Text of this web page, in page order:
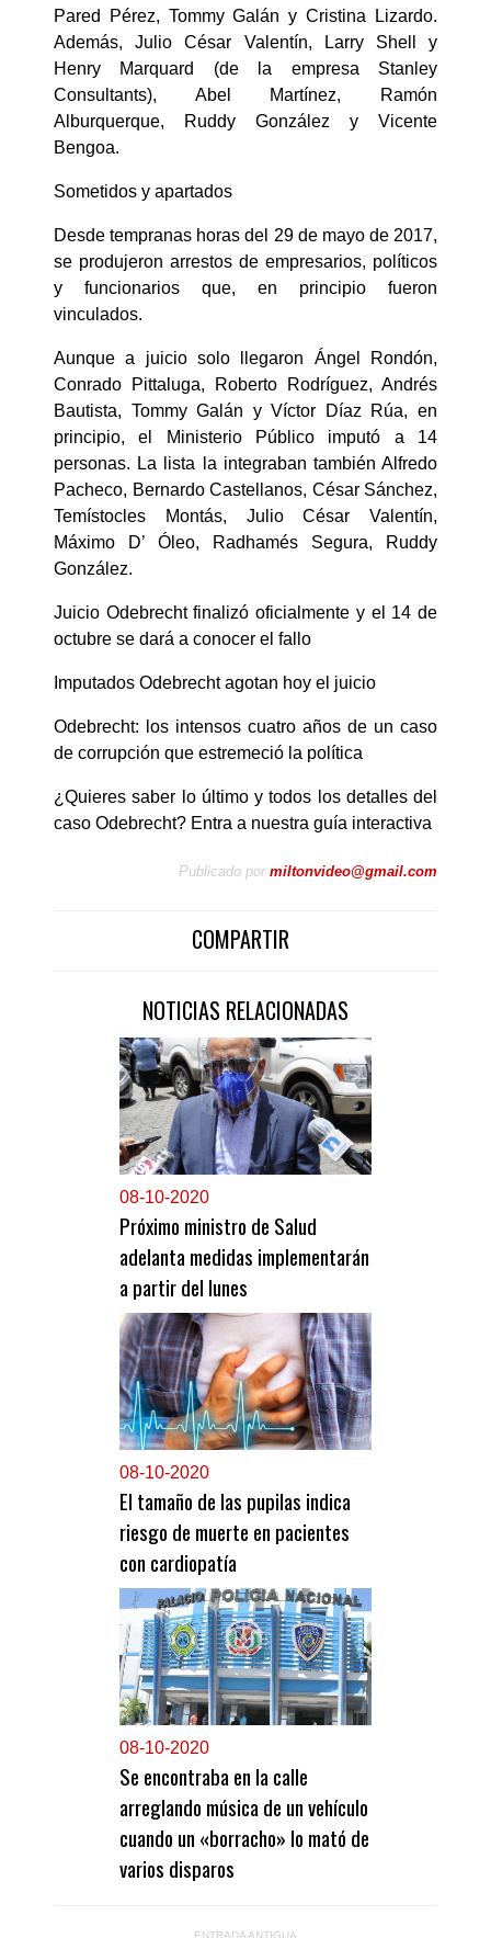
Pared Pérez, Tommy Galán y Cristina Lizardo.
Además, Julio César Valentín, Larry Shell y
Henry Marquard (de la empresa Stanley
Consultants), Abel Martínez, Ramón
Alburquerque, Ruddy González y Vicente
Bengoa.
Sometidos y apartados
Desde tempranas horas del 29 de mayo de 2017,
se produjeron arrestos de empresarios, políticos
y funcionarios que, en principio fueron
vinculados.
Aunque a juicio solo llegaron Ángel Rondón,
Conrado Pittaluga, Roberto Rodríguez, Andrés
Bautista, Tommy Galán y Víctor Díaz Rúa, en
principio, el Ministerio Público imputó a 14
personas. La lista la integraban también Alfredo
Pacheco, Bernardo Castellanos, César Sánchez,
Temístocles Montás, Julio César Valentín,
Máximo D’ Óleo, Radhamés Segura, Ruddy
González.
Juicio Odebrecht finalizó oficialmente y el 14 de
octubre se dará a conocer el fallo
Imputados Odebrecht agotan hoy el juicio
Odebrecht: los intensos cuatro años de un caso
de corrupción que estremeció la política
¿Quieres saber lo último y todos los detalles del
caso Odebrecht? Entra a nuestra guía interactiva
Publicado por miltonvideo@gmail.com
COMPARTIR
NOTICIAS RELACIONADAS
08-10-2020
Próximo ministro de Salud
adelanta medidas implementarán
a partir del lunes
08-10-2020
El tamaño de las pupilas indica
riesgo de muerte en pacientes
con cardiopatía
08-10-2020
Se encontraba en la calle
arreglando música de un vehículo
cuando un «borracho» lo mató de
varios disparos
ENTRADA ANTIGUA